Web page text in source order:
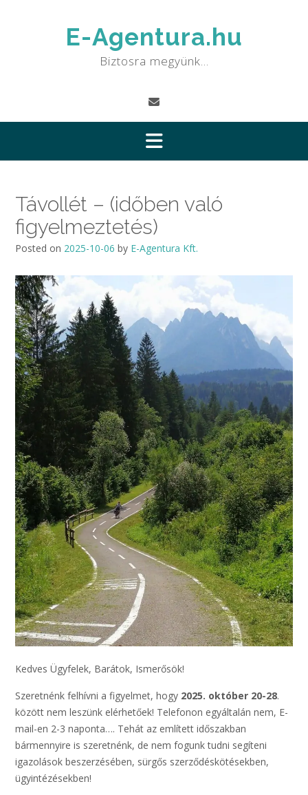
E-Agentura.hu
Biztosra megyünk…
Távollét – (időben való
figyelmeztetés)
Posted on 2025-10-06 by E-Agentura Kft.
Kedves Ügyfelek, Barátok, Ismerősök!
Szeretnénk felhívni a figyelmet, hogy 2025. október 20-28.
között nem leszünk elérhetőek! Telefonon egyáltalán nem, E-
mail-en 2-3 naponta…. Tehát az említett időszakban
bármennyire is szeretnénk, de nem fogunk tudni segíteni
igazolások beszerzésében, sürgős szerződéskötésekben,
ügyintézésekben!